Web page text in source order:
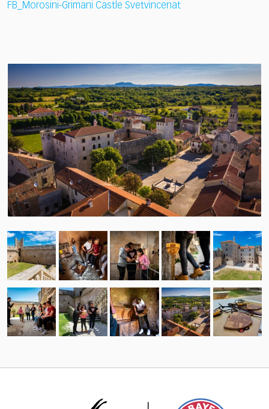
FB_Morosini-Grimani Castle Svetvincenat